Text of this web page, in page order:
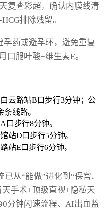
复查彩超，确认内膜线清
排除残留。
孕药或避孕环，避免重复
口服叶酸+维生素E。
云路站B口步行3分钟；公
线路。
口步行8分钟。
站D口步行5分钟。
站E口步行6分钟。
从“能做”进化到“保宫、
手术+顶级直视+隐私天
分钟闪速流程、AI出血监